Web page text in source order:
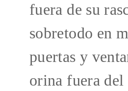
fuera de su
sobretodo en
puertas y
orina fuera del